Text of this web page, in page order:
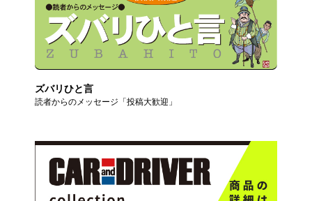
ズバリひと言
読者からのメッセージ「投稿大歓迎」